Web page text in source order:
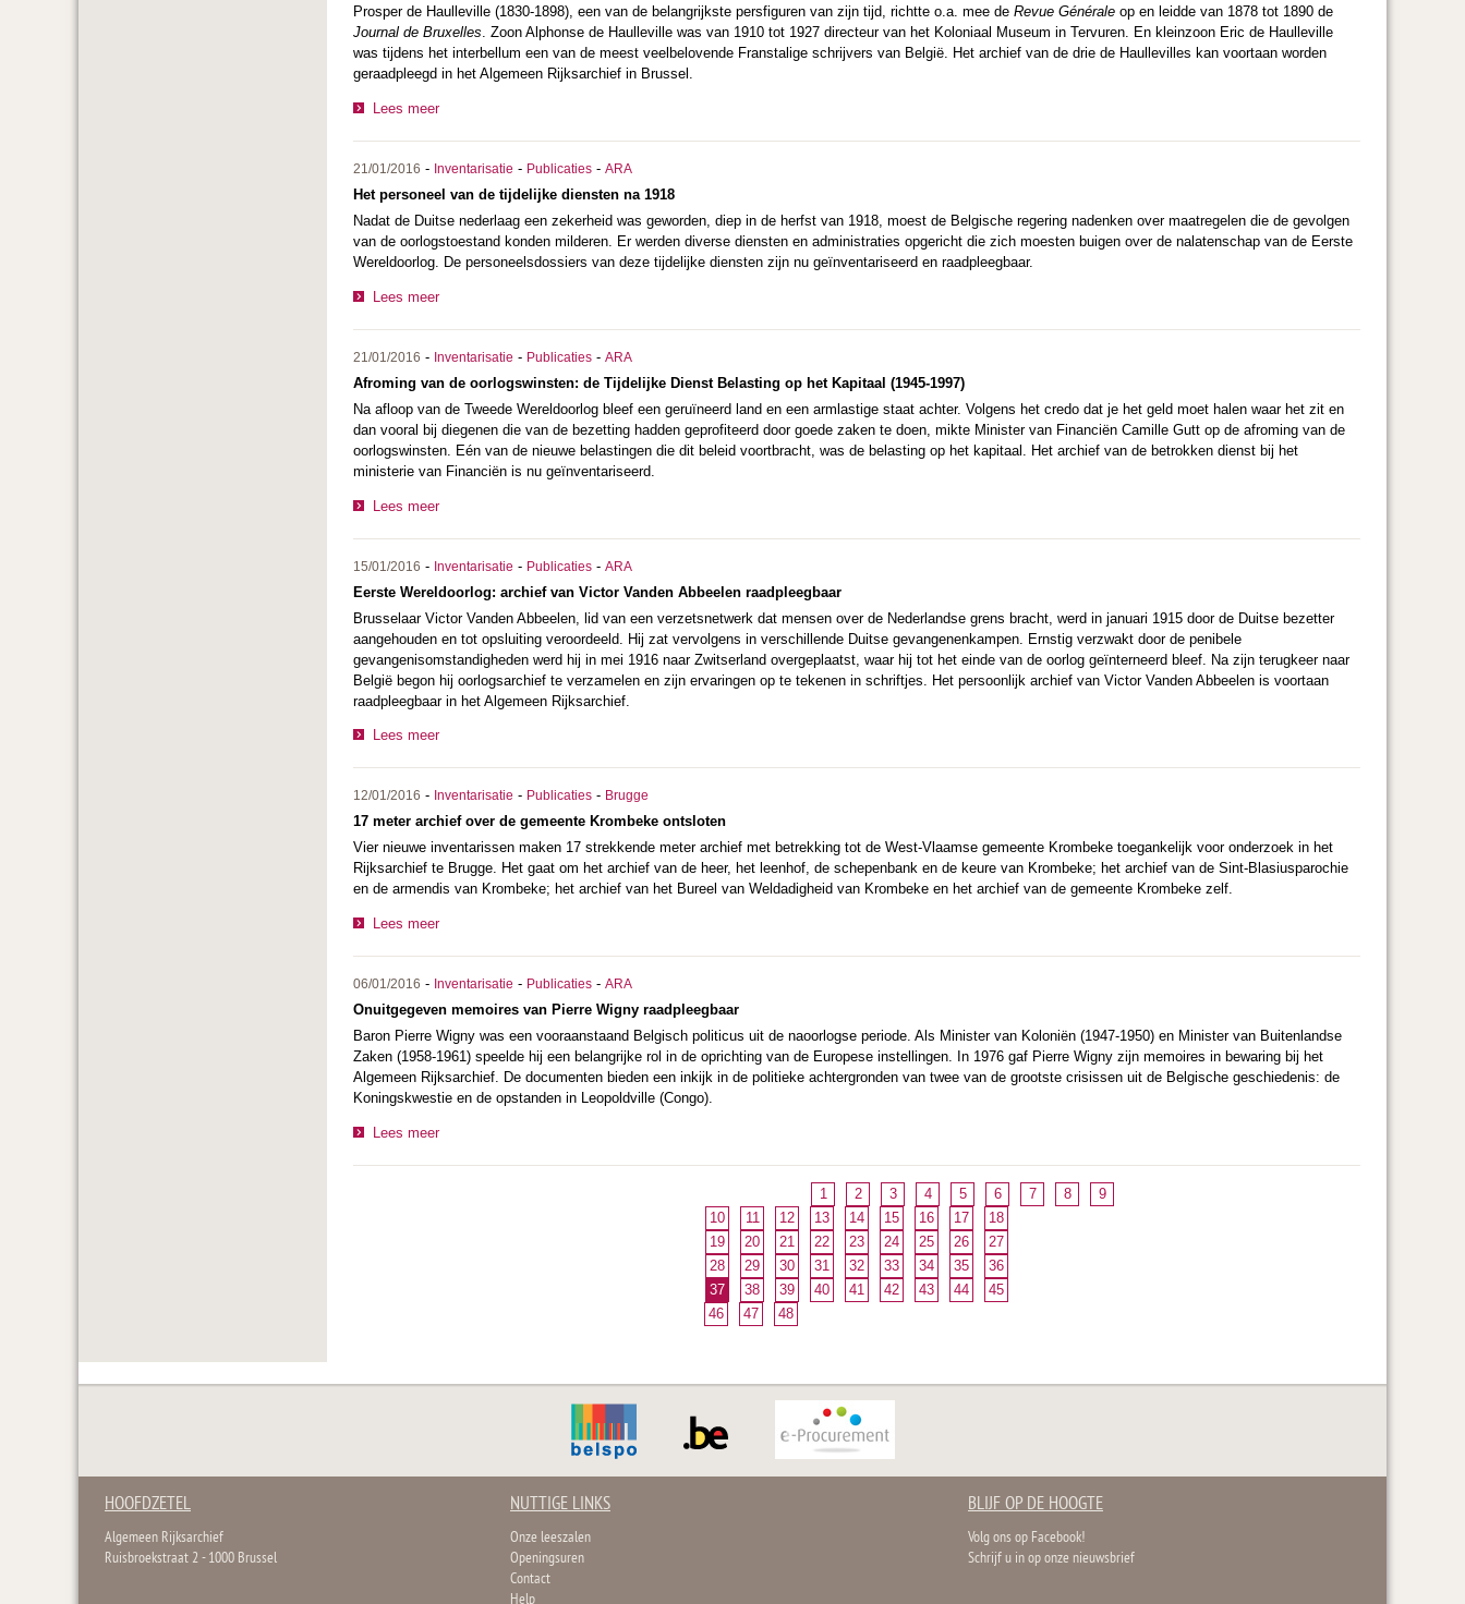
Prosper de Haulleville (1830-1898), een van de belangrijkste persfiguren van zijn tijd, richtte o.a. mee de Revue Générale op en leidde van 1878 tot 1890 de
Journal de Bruxelles. Zoon Alphonse de Haulleville was van 1910 tot 1927 directeur van het Koloniaal Museum in Tervuren. En kleinzoon Eric de Haulleville
was tijdens het interbellum een van de meest veelbelovende Franstalige schrijvers van België. Het archief van de drie de Haullevilles kan voortaan worden
geraadpleegd in het Algemeen Rijksarchief in Brussel.
Lees meer
21/01/2016 - Inventarisatie - Publicaties - ARA
Het personeel van de tijdelijke diensten na 1918
Nadat de Duitse nederlaag een zekerheid was geworden, diep in de herfst van 1918, moest de Belgische regering nadenken over maatregelen die de gevolgen
van de oorlogstoestand konden milderen. Er werden diverse diensten en administraties opgericht die zich moesten buigen over de nalatenschap van de Eerste
Wereldoorlog. De personeelsdossiers van deze tijdelijke diensten zijn nu geïnventariseerd en raadpleegbaar.
Lees meer
21/01/2016 - Inventarisatie - Publicaties - ARA
Afroming van de oorlogswinsten: de Tijdelijke Dienst Belasting op het Kapitaal (1945-1997)
Na afloop van de Tweede Wereldoorlog bleef een geruïneerd land en een armlastige staat achter. Volgens het credo dat je het geld moet halen waar het zit en
dan vooral bij diegenen die van de bezetting hadden geprofiteerd door goede zaken te doen, mikte Minister van Financiën Camille Gutt op de afroming van de
oorlogswinsten. Eén van de nieuwe belastingen die dit beleid voortbracht, was de belasting op het kapitaal. Het archief van de betrokken dienst bij het
ministerie van Financiën is nu geïnventariseerd.
Lees meer
15/01/2016 - Inventarisatie - Publicaties - ARA
Eerste Wereldoorlog: archief van Victor Vanden Abbeelen raadpleegbaar
Brusselaar Victor Vanden Abbeelen, lid van een verzetsnetwerk dat mensen over de Nederlandse grens bracht, werd in januari 1915 door de Duitse bezetter
aangehouden en tot opsluiting veroordeeld. Hij zat vervolgens in verschillende Duitse gevangenenkampen. Ernstig verzwakt door de penibele
gevangenisomstandigheden werd hij in mei 1916 naar Zwitserland overgeplaatst, waar hij tot het einde van de oorlog geïnterneerd bleef. Na zijn terugkeer naar
België begon hij oorlogsarchief te verzamelen en zijn ervaringen op te tekenen in schriftjes. Het persoonlijk archief van Victor Vanden Abbeelen is voortaan
raadpleegbaar in het Algemeen Rijksarchief.
Lees meer
12/01/2016 - Inventarisatie - Publicaties - Brugge
17 meter archief over de gemeente Krombeke ontsloten
Vier nieuwe inventarissen maken 17 strekkende meter archief met betrekking tot de West-Vlaamse gemeente Krombeke toegankelijk voor onderzoek in het
Rijksarchief te Brugge. Het gaat om het archief van de heer, het leenhof, de schepenbank en de keure van Krombeke; het archief van de Sint-Blasiusparochie
en de armendis van Krombeke; het archief van het Bureel van Weldadigheid van Krombeke en het archief van de gemeente Krombeke zelf.
Lees meer
06/01/2016 - Inventarisatie - Publicaties - ARA
Onuitgegeven memoires van Pierre Wigny raadpleegbaar
Baron Pierre Wigny was een vooraanstaand Belgisch politicus uit de naoorlogse periode. Als Minister van Koloniën (1947-1950) en Minister van Buitenlandse
Zaken (1958-1961) speelde hij een belangrijke rol in de oprichting van de Europese instellingen. In 1976 gaf Pierre Wigny zijn memoires in bewaring bij het
Algemeen Rijksarchief. De documenten bieden een inkijk in de politieke achtergronden van twee van de grootste crisissen uit de Belgische geschiedenis: de
Koningskwestie en de opstanden in Leopoldville (Congo).
Lees meer
1 2 3 4 5 6 7 8
9
10
11 12 13 14 15 16 17
18
19
20 21 22 23 24 25 26
27
28
29 30 31 32 33 34 35
36
37
38 39 40 41 42 43 44
45
46
47 48
HOOFDZETEL
Algemeen Rijksarchief
Ruisbroekstraat 2 - 1000 Brussel
NUTTIGE LINKS
Onze leeszalen
Openingsuren
Contact
BLIJF OP DE HOOGTE
Volg ons op Facebook!
Schrijf u in op onze nieuwsbrief